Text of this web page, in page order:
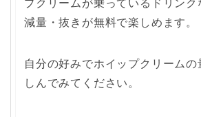
減量・抜きが無料で楽しめます。
自分の好みでホイップクリーム
しんでみてください。